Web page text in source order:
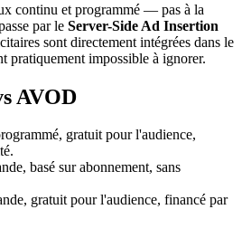
continu et programmé — pas à la
par le Server-Side Ad Insertion
sont directement intégrées dans le
pratiquement impossible à ignorer.
AVOD
gratuit pour l'audience,
basé sur abonnement, sans
gratuit pour l'audience, financé par